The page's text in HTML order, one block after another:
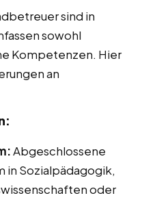
sind in
sowohl
Kompetenzen. Hier
an
Abgeschlossene
in Sozialpädagogik,
oder